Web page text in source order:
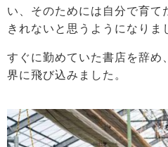
い、そのためには自分で育て
きれないと思うようになりま
すぐに勤めていた書店を辞め
界に飛び込みました。